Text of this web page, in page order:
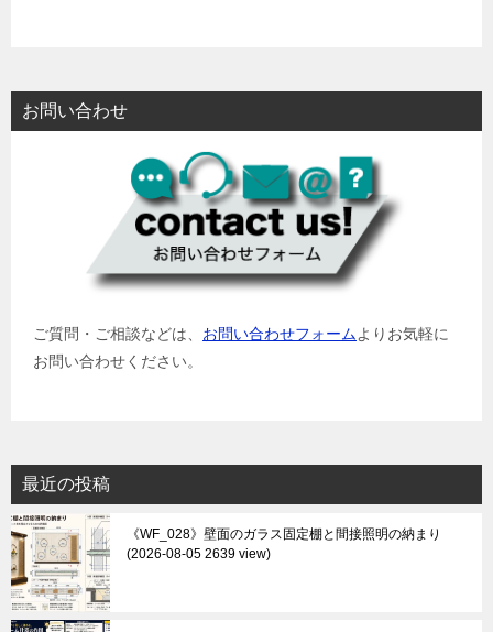
お問い合わせ
ご質問・ご相談などは、 お問い合わせフォームよりお気軽に
お問い合わせください。
最近の投稿
《WF_028》壁面のガラス固定棚と間接照明の納まり
2026-08-05 2639 view